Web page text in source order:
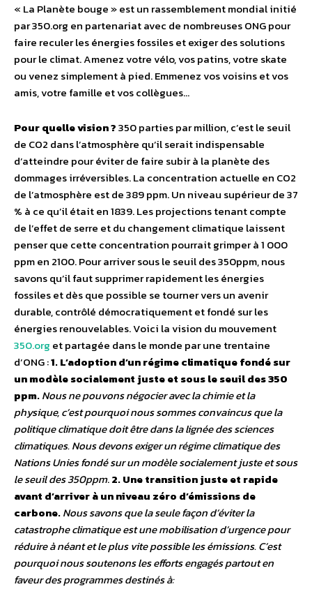
« La Planète bouge » est un rassemblement mondial initié
par 350.org en partenariat avec de nombreuses ONG pour
faire reculer les énergies fossiles et exiger des solutions
pour le climat. Amenez votre vélo, vos patins, votre skate
ou venez simplement à pied. Emmenez vos voisins et vos
amis, votre famille et vos collègues…
Pour quelle vision ?350 parties par million, c’est le seuil
de CO2 dans l’atmosphère qu’il serait indispensable
d’atteindre pour éviter de faire subir à la planète des
dommages irréversibles. La concentration actuelle en CO2
de l’atmosphère est de 389 ppm. Un niveau supérieur de 37
% à ce qu’il était en 1839. Les projections tenant compte
de l’effet de serre et du changement climatique laissent
penser que cette concentration pourrait grimper à 1 000
ppm en 2100. Pour arriver sous le seuil des 350ppm, nous
savons qu’il faut supprimer rapidement les énergies
fossiles et dès que possible se tourner vers un avenir
durable, contrôlé démocratiquement et fondé sur les
énergies renouvelables. Voici la vision du mouvement
350.org et partagée dans le monde par une trentaine
d’ONG :1. L’adoption d’un régime climatique fondé sur
un modèle socialement juste et sous le seuil des 350
ppm.Nous ne pouvons négocier avec la chimie et la
physique, c’est pourquoi nous sommes convaincus que la
politique climatique doit être dans la lignée des sciences
climatiques. Nous devons exiger un régime climatique des
Nations Unies fondé sur un modèle socialement juste et sous
le seuil des 350ppm.2. Une transition juste et rapide
avant d’arriver à un niveau zéro d’émissions de
carbone.Nous savons que la seule façon d’éviter la
catastrophe climatique est une mobilisation d’urgence pour
réduire à néant et le plus vite possible les émissions. C’est
pourquoi nous soutenons les efforts engagés partout en
faveur des programmes destinés à: